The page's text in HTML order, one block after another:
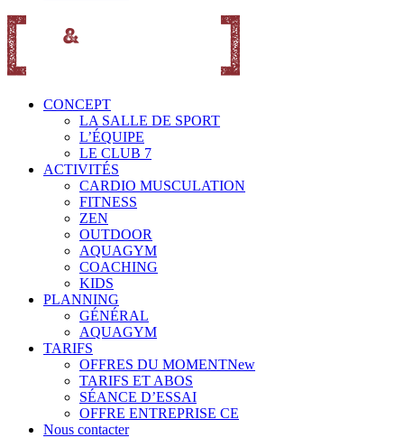
CONCEPT
LA SALLE DE SPORT
L’ÉQUIPE
LE CLUB 7
ACTIVITÉS
CARDIO MUSCULATION
FITNESS
ZEN
OUTDOOR
AQUAGYM
COACHING
KIDS
PLANNING
GÉNÉRAL
AQUAGYM
TARIFS
OFFRES DU MOMENTNew
TARIFS ET ABOS
SÉANCE D’ESSAI
OFFRE ENTREPRISE CE
Nous contacter